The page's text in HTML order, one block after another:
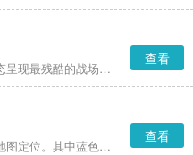
撤离海岸线以最优雅的姿态呈现最残酷的战场，每一帧慢镜头都在诉说：这是艺术。当其他射击游戏还在比拼射速快慢，这里早已聚焦击杀画面的镜头美感。从狙击点到机枪位，每个位置都能让你以导演视角体验多样的终结方式，建议改名为“我的子弹会演戏”。
查看
网络入侵时，可通过奴歌地图定位。其中蓝色信号代表重要数据与研发点数，橘色信号则对应新行动的相关情报。
查看